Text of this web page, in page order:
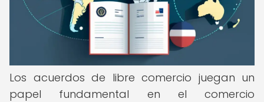
Los acuerdos de libre comercio juegan un
papel fundamental en el comercio